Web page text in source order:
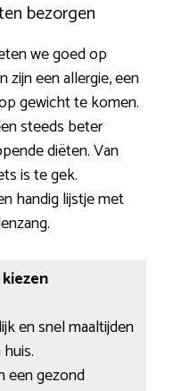
bezorgen
we goed op
zijn een allergie, een
gewicht te komen.
steeds beter
diëten. Van
is te gek.
handig lijstje met
en snel maaltijden
een gezond